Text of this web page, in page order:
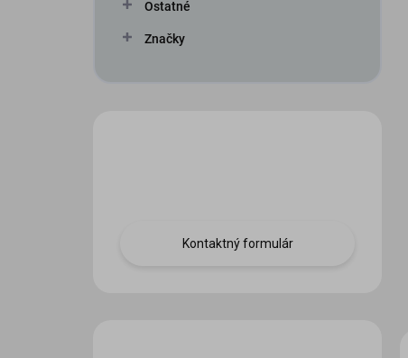
Ostatné
Značky
Kontaktný formulár